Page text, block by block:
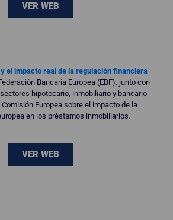
VER WEB
el impacto real de la regulación financiera
Bancaria Europea (EBF), junto con
hipotecario, inmobiliario y bancario
Europea sobre el impacto de la
en los préstamos inmobiliarios.
VER WEB